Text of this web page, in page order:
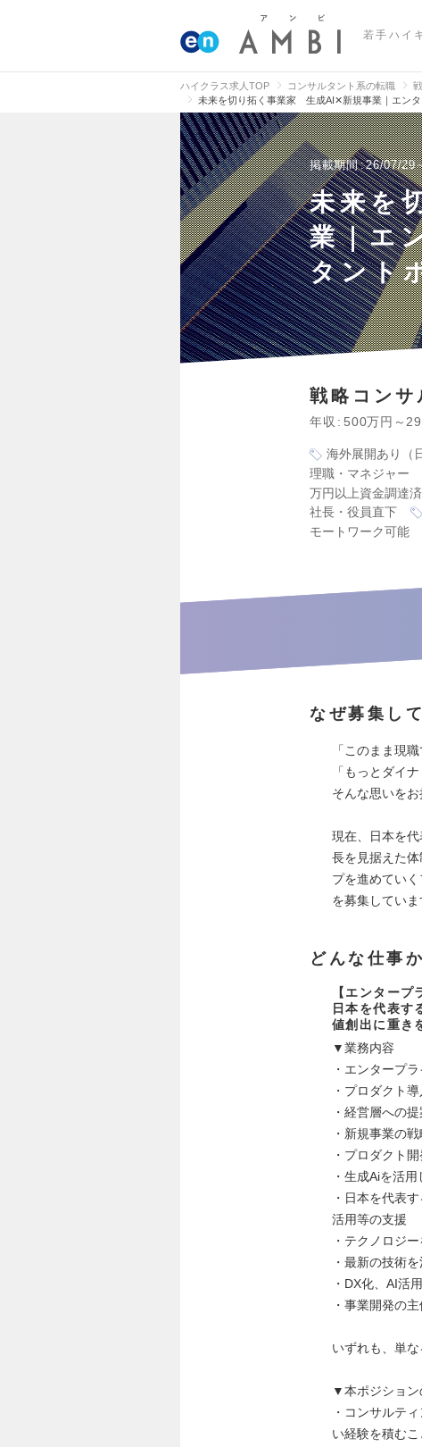
若手ハイ
ハイクラス求人TOP コンサルタント系の転職
未来を切り拓く事業家 生成AI✕新規事業｜エン
掲載期間 26/07/29
未来を
業｜エ
タント
戦略コンサ
年収 500万円～
海外展開あり（
理職・マネジャー
万円以上資金調達済
社長・役員直下
モートワーク可能
なぜ募集し
「このまま現
「もっとダイ
そんな思いをお
現在、日本を
長を見据えた
プを進めてい
を募集していま
どんな仕事か
【エンタープ
日本を代表す
値創出に重き
▼業務内容
・エンタープ
・プロダクト
・経営層への
・新規事業の
・プロダクト
・生成Aiを活
・日本を代表
活用等の支援
・テクノロジ
・最新の技術
・DX化、AI活
・事業開発の
いずれも、単
▼本ポジション
・コンサルテ
い経験を積むこ